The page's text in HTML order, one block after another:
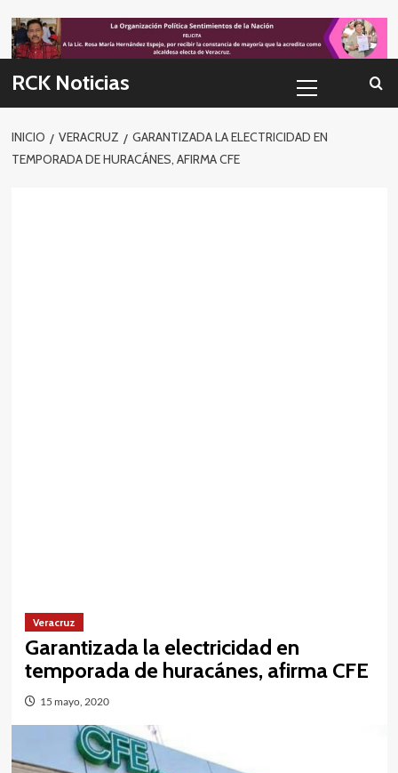
to
content
RCK Noticias
primario
INICIO VERACRUZ
GARANTIZADA LA ELECTRICIDAD EN
TEMPORADA DE HURACÁNES, AFIRMA CFE
Veracruz
Garantizada la electricidad en
temporada de huracánes, afirma CFE
15 mayo, 2020